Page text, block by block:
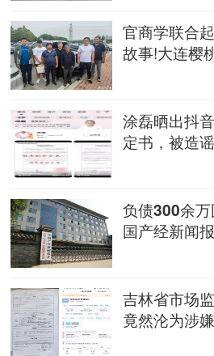
网
官商学联合
故事!大连樱
涂磊晒出抖
定书，被造
负债300余
国产经新闻
吉林省市场
竟然沦为涉